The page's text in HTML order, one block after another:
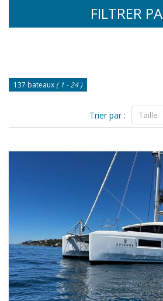
FILTRER
137 bateaux ( 1 - 24 )
Trier par : Taille